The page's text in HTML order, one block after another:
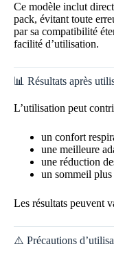
Ce modèle inclut
pack, évitant toute
par sa compatibilité
facilité d’utilisation.
📊 Résultats après
L’utilisation peut
un confort
une meilleure
une réduction
un sommeil plus
Les résultats peuvent
⚠️ Précautions